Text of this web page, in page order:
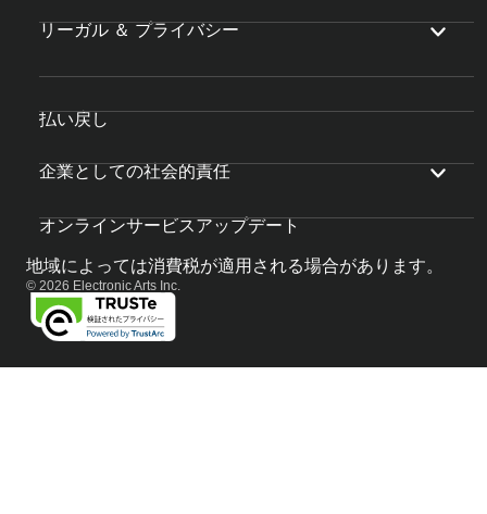
リーガル ＆ プライバシー
払い戻し
企業としての社会的責任
オンラインサービスアップデート
地域によっては消費税が適用される場合があります。
© 2026 Electronic Arts Inc.